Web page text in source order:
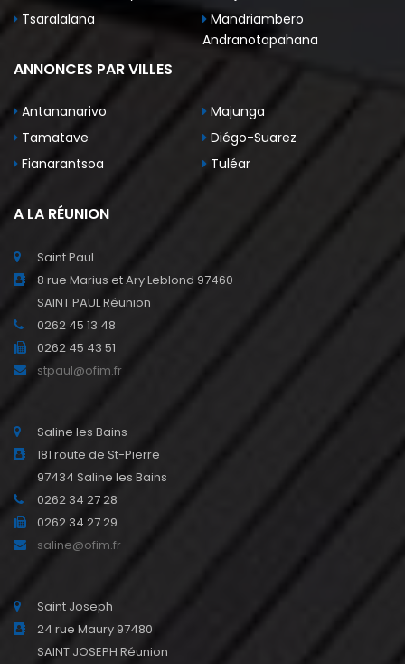
Tsaralalana
Mandriambero
Andranotapahana
ANNONCES PAR VILLES
Antananarivo
Majunga
Tamatave
Diégo-Suarez
Fianarantsoa
Tuléar
A LA RÉUNION
Saint Paul
8 rue Marius et Ary Leblond 97460
SAINT PAUL Réunion
0262 45 13 48
0262 45 43 51
stpaul@ofim.fr
Saline les Bains
181 route de St-Pierre
97434 Saline les Bains
0262 34 27 28
0262 34 27 29
saline@ofim.fr
Saint Joseph
24 rue Maury 97480
SAINT JOSEPH Réunion